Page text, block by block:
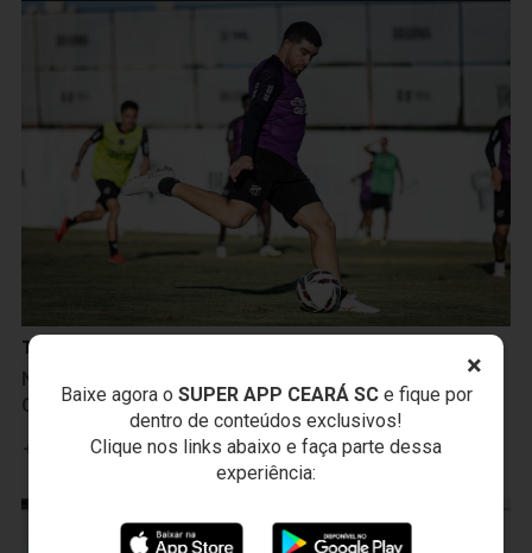
×
Baixe agora o SUPER APP CEARÁ SCe fique por
dentro de conteúdos exclusivos!
Clique nos links abaixo e faça parte dessa
experiência:
Treinos
Na manhã seguinte à vitória sobre a Ponte Preta,
Ceará inicia treinamentos para duelo com o Cuiabá
Leia mais